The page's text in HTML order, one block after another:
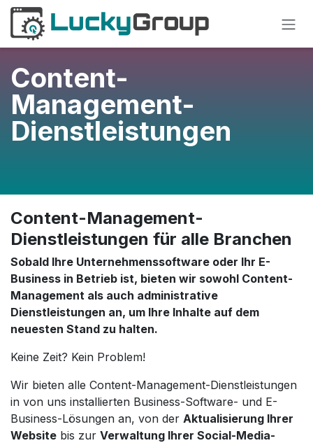
Zum Inhalt springen
Content-
Management-
Dienstleistungen
Content-Management-
Dienstleistungen für alle Branchen
Sobald Ihre Unternehmenssoftware oder Ihr E-
Business in Betrieb ist, bieten wir sowohl Content-
Management als auch administrative
Dienstleistungen an, um Ihre Inhalte auf dem
neuesten Stand zu halten.
Keine Zeit? Kein Problem!
Wir bieten alle Content-Management-Dienstleistungen
in von uns installierten Business-Software- und E-
Business-Lösungen an, von der Aktualisierung Ihrer
Website bis zur Verwaltung Ihrer Social-Media-